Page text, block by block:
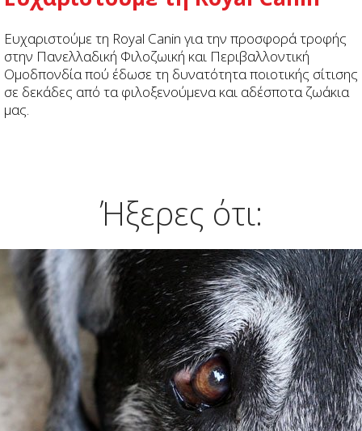
Ευχαριστούμε τη Royal Canin για την προσφορά τροφής
στην Πανελλαδική Φιλοζωική και Περιβαλλοντική
Ομοδπονδία πού έδωσε τη δυνατότητα ποιοτικής σίτισης
σε δεκάδες από τα φιλοξενούμενα και αδέσποτα ζωάκια
μας.
Ήξερες ότι: